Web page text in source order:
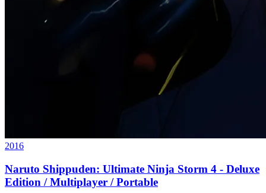
2016
Naruto Shippuden: Ultimate Ninja Storm 4 - Deluxe
Edition / Multiplayer / Portable